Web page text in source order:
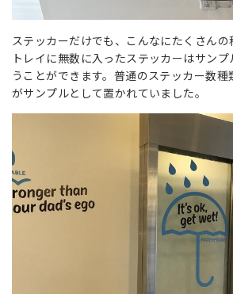
ステッカーだけでも、こんなにたくさん
トレイに無数に入ったステッカーはサン
うことができます。普通のステッカー数
がサンプルとして置かれていました。